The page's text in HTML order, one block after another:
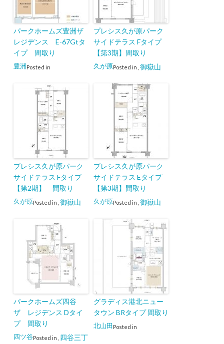
パークホームズ豊洲ザ
レジデンス E-67Gtタ
イプ 間取り
Posted in
豊洲
プレシス久が原パーク
サイドテラス Fタイプ
【第3期】間取り
Posted in
久が原 御嶽山
プレシス久が原パーク
サイドテラス Fタイプ
【第2期】 間取り
Posted in
久が原 御嶽山
プレシス久が原パーク
サイドテラス Eタイプ
【第3期】間取り
Posted in
久が原 御嶽山
パークホームズ四谷
ザ レジデンス Dタイ
プ 間取り
Posted in
四ツ谷
四谷三丁
グラディス港北ニュー
タウン BRタイプ 間取り
Posted in
北山田